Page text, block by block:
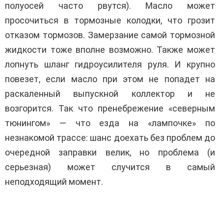
полуосей часто рвутся). Масло может
просочиться в тормозные колодки, что грозит
отказом тормозов. Замерзание самой тормозной
жидкости тоже вполне возможно. Также может
лопнуть шланг гидроусилителя руля. И крупно
повезет, если масло при этом не попадет на
раскаленный выпускной коллектор и не
возгорится. Так что пренебрежение «северным
тюнингом» — что езда на «лампочке» по
незнакомой трассе: шанс доехать без проблем до
очередной заправки велик, но проблема (и
серьезная) может случится в самый
неподходящий момент.